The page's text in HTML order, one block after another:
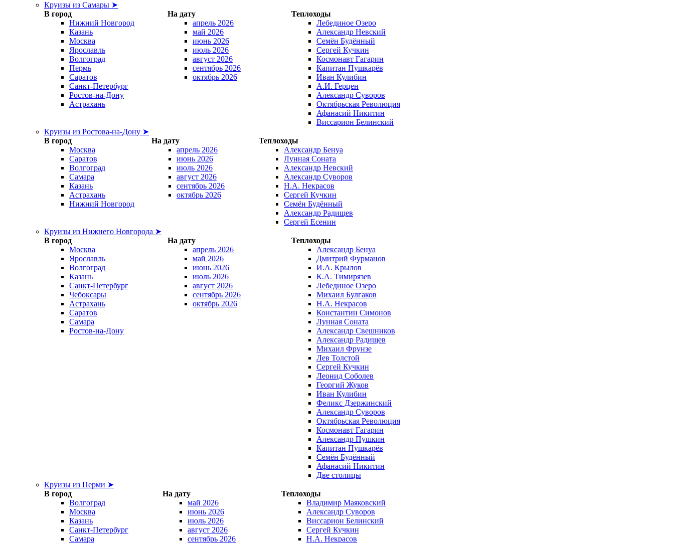
Круизы из Самары ➤
В город
На дату
Теплоходы
Нижний Новгород
Казань
Москва
Ярославль
Волгоград
Пермь
Саратов
Санкт-Петербург
Ростов-на-Дону
Астрахань
апрель 2026
май 2026
июнь 2026
июль 2026
август 2026
сентябрь 2026
октябрь 2026
Лебединое Озеро
Александр Невский
Семён Будённый
Сергей Кучкин
Космонавт Гагарин
Капитан Пушкарёв
Иван Кулибин
А.И. Герцен
Александр Суворов
Октябрьская Революция
Афанасий Никитин
Виссарион Белинский
Круизы из Ростова-на-Дону ➤
В город
На дату
Теплоходы
Москва
Саратов
Волгоград
Самара
Казань
Астрахань
Нижний Новгород
апрель 2026
июнь 2026
июль 2026
август 2026
сентябрь 2026
октябрь 2026
Александр Бенуа
Лунная Соната
Александр Невский
Александр Суворов
Н.А. Некрасов
Сергей Кучкин
Семён Будённый
Александр Радищев
Сергей Есенин
Круизы из Нижнего Новгорода ➤
В город
На дату
Теплоходы
Москва
Ярославль
Волгоград
Казань
Санкт-Петербург
Чебоксары
Астрахань
Саратов
Самара
Ростов-на-Дону
апрель 2026
май 2026
июнь 2026
июль 2026
август 2026
сентябрь 2026
октябрь 2026
Александр Бенуа
Дмитрий Фурманов
И.А. Крылов
К.А. Тимирязев
Лебединое Озеро
Михаил Булгаков
Н.А. Некрасов
Константин Симонов
Лунная Соната
Александр Свешников
Александр Радищев
Михаил Фрунзе
Лев Толстой
Сергей Кучкин
Леонид Соболев
Георгий Жуков
Иван Кулибин
Феликс Дзержинский
Александр Суворов
Октябрьская Революция
Космонавт Гагарин
Александр Пушкин
Капитан Пушкарёв
Семён Будённый
Афанасий Никитин
Две столицы
Круизы из Перми ➤
В город
На дату
Теплоходы
Волгоград
Москва
Казань
Санкт-Петербург
Самара
май 2026
июнь 2026
июль 2026
август 2026
сентябрь 2026
Владимир Маяковский
Александр Суворов
Виссарион Белинский
Сергей Кучкин
Н.А. Некрасов